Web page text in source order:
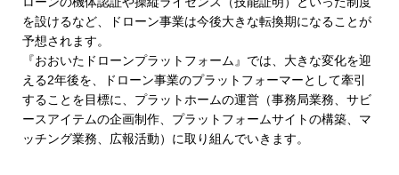
を設けるなど、ドローン事業は今後大きな転換期になることが
予想されます。
『おおいたドローンプラットフォーム』では、大きな変化を迎
える2年後を、ドローン事業のプラットフォーマーとして牽引
することを目標に、プラットホームの運営（事務局業務、サビ
ースアイテムの企画制作、プラットフォームサイトの構築、マ
ッチング業務、広報活動）に取り組んでいきます。